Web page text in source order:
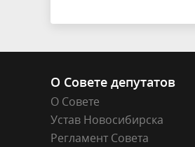
О Совете депутатов
О Совете
Устав Новосибирска
Регламент Совета